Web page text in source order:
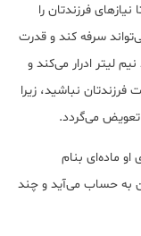
فرزندتان را
سرفه کند و قدرت
لیتر ادرار می‌کند و
فرزندتان نباشید، زیرا
تعویض می‌گردد.
او ماده‌ای بنام
به حساب می‌آید و چند